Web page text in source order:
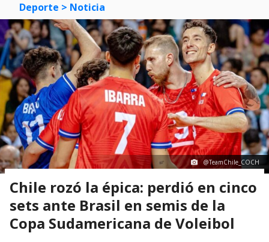
Deporte > Noticia
@TeamChile_COCH
Chile rozó la épica: perdió en cinco
sets ante Brasil en semis de la
Copa Sudamericana de Voleibol